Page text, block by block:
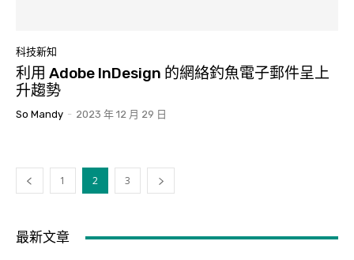
科技新知
利用 Adobe InDesign 的網絡釣魚電子郵件呈上
升趨勢
So Mandy - 2023 年 12 月 29 日
1 2 3
最新文章